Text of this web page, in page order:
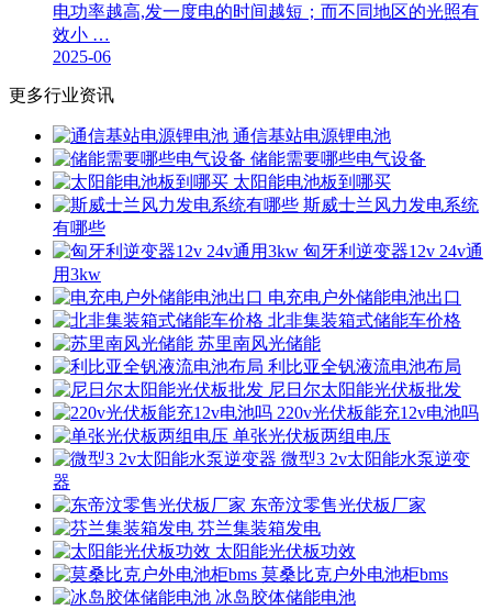
电功率越高,发一度电的时间越短；而不同地区的光照有
效小 …
2025-06
更多行业资讯
通信基站电源锂电池
储能需要哪些电气设备
太阳能电池板到哪买
斯威士兰风力发电系统
有哪些
匈牙利逆变器12v 24v通
用3kw
电充电户外储能电池出口
北非集装箱式储能车价格
苏里南风光储能
利比亚全钒液流电池布局
尼日尔太阳能光伏板批发
220v光伏板能充12v电池吗
单张光伏板两组电压
微型3 2v太阳能水泵逆变
器
东帝汶零售光伏板厂家
芬兰集装箱发电
太阳能光伏板功效
莫桑比克户外电池柜bms
冰岛胶体储能电池